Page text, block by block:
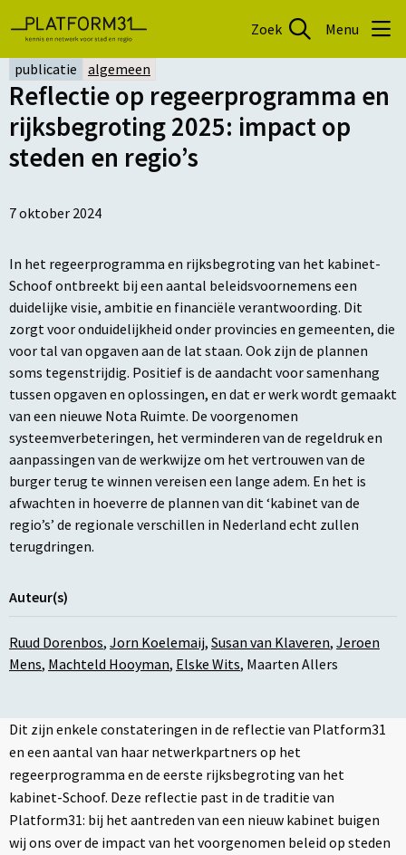
Zoek Menu
publicatie algemeen
Reflectie op regeerprogramma en
rijksbegroting 2025: impact op
steden en regio’s
7 oktober 2024
In het regeerprogramma en rijksbegroting van het kabinet-
Schoof ontbreekt bij een aantal beleidsvoornemens een
duidelijke visie, ambitie en financiële verantwoording. Dit
zorgt voor onduidelijkheid onder provincies en gemeenten, die
voor tal van opgaven aan de lat staan. Ook zijn de plannen
soms tegenstrijdig. Positief is de aandacht voor samenhang
tussen opgaven en oplossingen, en dat er werk wordt gemaakt
van een nieuwe Nota Ruimte. De voorgenomen
systeemverbeteringen, het verminderen van de regeldruk en
aanpassingen van de werkwijze om het vertrouwen van de
burger terug te winnen vereisen een lange adem. En het is
afwachten in hoeverre de plannen van dit ‘kabinet van de
regio’s’ de regionale verschillen in Nederland echt zullen
terugdringen.
Auteur(s)
Ruud Dorenbos, Jorn Koelemaij, Susan van Klaveren, Jeroen
Mens, Machteld Hooyman, Elske Wits, Maarten Allers
Dit zijn enkele constateringen in de reflectie van Platform31
en een aantal van haar netwerkpartners op het
regeerprogramma en de eerste rijksbegroting van het
kabinet-Schoof. Deze reflectie past in de traditie van
Platform31: bij het aantreden van een nieuw kabinet buigen
wij ons over de impact van het voorgenomen beleid op steden